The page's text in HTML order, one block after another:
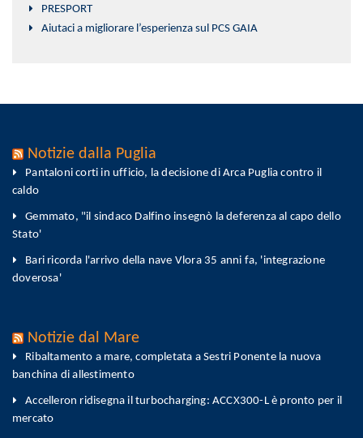
PRESPORT
Aiutaci a migliorare l’esperienza sul PCS GAIA
Notizie dalla Puglia
Pantaloni corti in ufficio, la decisione di Arca Puglia contro il
caldo
Gemmato, "il sindaco Dalfino insegnò la deferenza al capo dello
Stato'
Bari ricorda l'arrivo della nave Vlora 35 anni fa, 'integrazione
doverosa'
Notizie dal Mare
Ribaltamento a mare, completata a Sestri Ponente la nuova
banchina di allestimento
Accelleron ridisegna il turbocharging: ACCX300-L è pronto per il
mercato